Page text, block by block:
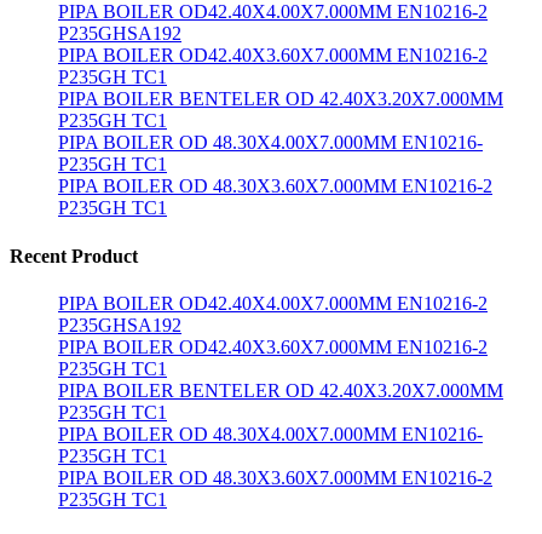
PIPA BOILER OD42.40X4.00X7.000MM EN10216-2
P235GHSA192
PIPA BOILER OD42.40X3.60X7.000MM EN10216-2
P235GH TC1
PIPA BOILER BENTELER OD 42.40X3.20X7.000MM
P235GH TC1
PIPA BOILER OD 48.30X4.00X7.000MM EN10216-
P235GH TC1
PIPA BOILER OD 48.30X3.60X7.000MM EN10216-2
P235GH TC1
Recent Product
PIPA BOILER OD42.40X4.00X7.000MM EN10216-2
P235GHSA192
PIPA BOILER OD42.40X3.60X7.000MM EN10216-2
P235GH TC1
PIPA BOILER BENTELER OD 42.40X3.20X7.000MM
P235GH TC1
PIPA BOILER OD 48.30X4.00X7.000MM EN10216-
P235GH TC1
PIPA BOILER OD 48.30X3.60X7.000MM EN10216-2
P235GH TC1